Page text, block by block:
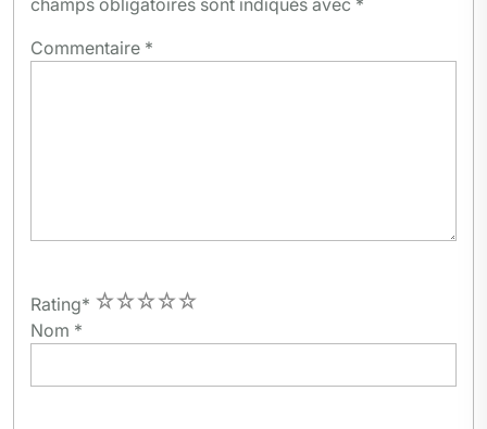
Commentaire *
Rating* 5
4
3
2
1
Nom *